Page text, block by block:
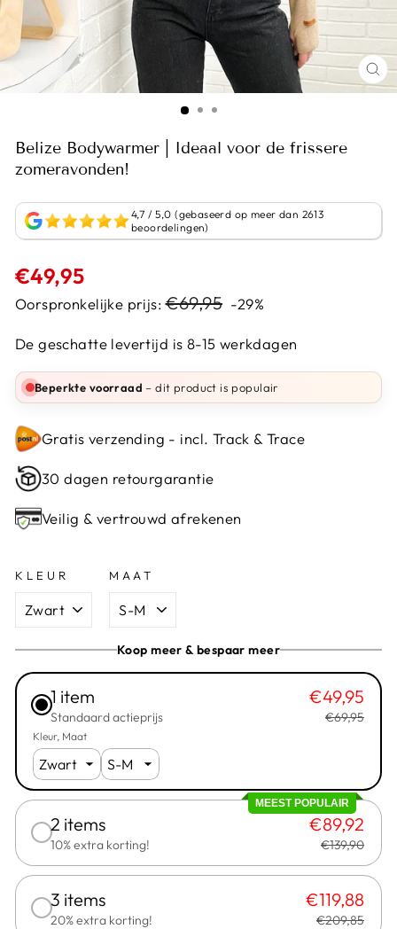
Belize Bodywarmer | Ideaal voor de frissere
zomeravonden!
4,7 / 5,0 (gebaseerd op meer dan 2613
beoordelingen)
€49,95
Oorspronkelijke prijs: €69,95
Sale
-29%
De geschatte levertijd is 8-15 werkdagen
Beperkte voorraad – dit product is populair
Gratis verzending - incl. Track & Trace
30 dagen retourgarantie
Veilig & vertrouwd afrekenen
KLEUR MAAT
Koop meer & bespaar meer
1 item
Standaard actieprijs
€49,95
€69,95
Kleur Maat
MEEST POPULAIR
2 items
10% extra korting!
€89,92
€139,90
3 items
20% extra korting!
€119,88
€209,85